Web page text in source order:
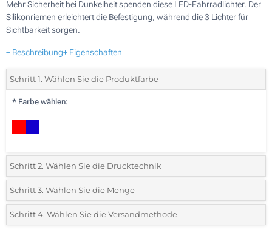
Mehr Sicherheit bei Dunkelheit spenden diese LED-Fahrradlichter. Der
Silikonriemen erleichtert die Befestigung, während die 3 Lichter für
Sichtbarkeit sorgen.
+ Beschreibung+ Eigenschaften
Schritt 1. Wählen Sie die Produktfarbe
* Farbe wählen:
Schritt 2. Wählen Sie die Drucktechnik
*Wählen Sie die Druck- und Farbtechniken für Ihr Logo:
1 Farbig (Auf einer Seite)
Schritt 3. Wählen Sie die Menge
*Bitte wählen Sie Ihre gewünschte Menge
Schritt 4. Wählen Sie die Versandmethode